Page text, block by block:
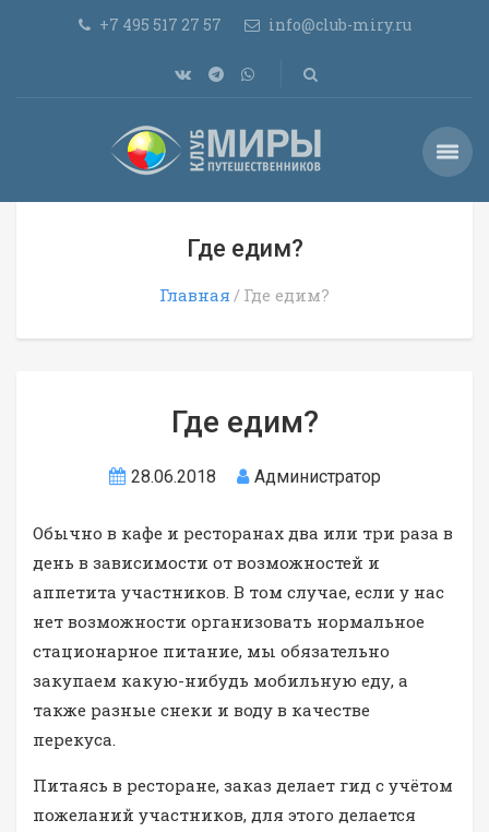
+7 495 517 27 57 info@club-miry.ru
Где едим?
Главная Где едим?
Где едим?
28.06.2018 Администратор
Обычно в кафе и ресторанах два или три раза в
день в зависимости от возможностей и
аппетита участников. В том случае, если у нас
нет возможности организовать нормальное
стационарное питание, мы обязательно
закупаем какую-нибудь мобильную еду, а
также разные снеки и воду в качестве
перекуса.
Питаясь в ресторане, заказ делает гид с учётом
пожеланий участников, для этого делается